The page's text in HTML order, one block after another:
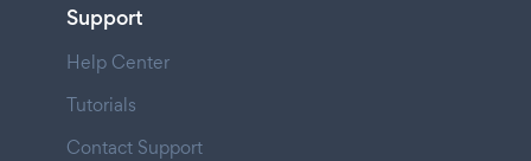
Support
Help Center
Tutorials
Contact Support